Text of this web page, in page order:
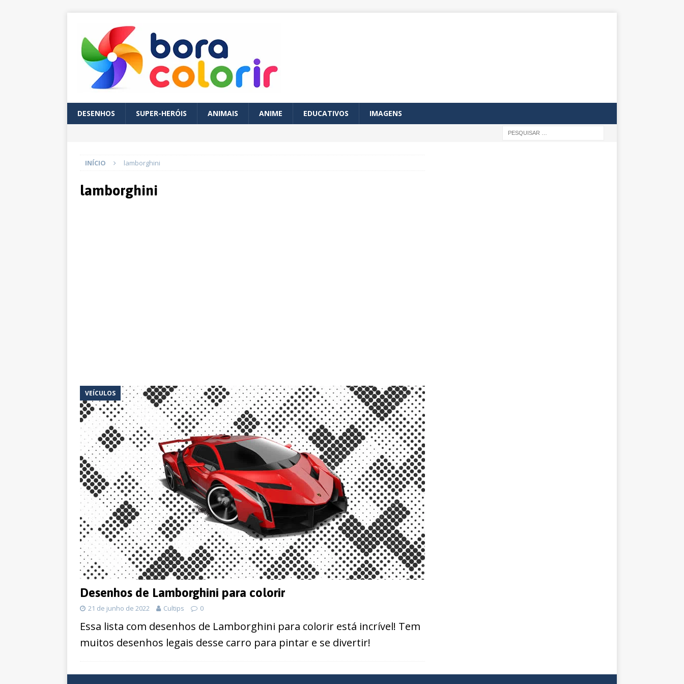
DESENHOS SUPER-HERÓIS ANIMAIS ANIME EDUCATIVOS IMAGENS
INÍCIO lamborghini
lamborghini
VEÍCULOS
Desenhos de Lamborghini para colorir
21 de junho de 2022 Cultips 0
Essa lista com desenhos de Lamborghini para colorir está incrível! Tem
muitos desenhos legais desse carro para pintar e se divertir!